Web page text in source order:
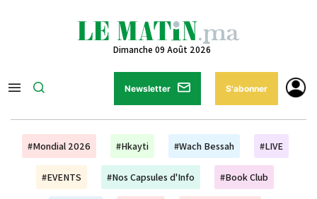
Dimanche 09 Août 2026
Newsletter S'abonner
#Mondial 2026 #Hkayti #Wach Bessah #LIVE
#EVENTS #Nos Capsules d'Info #Book Club